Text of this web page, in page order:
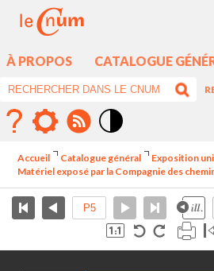
À PROPOS CATALOGUE
élévé
Accueil Catalogue général
Exposition
Matériel exposé par la Compagnie des